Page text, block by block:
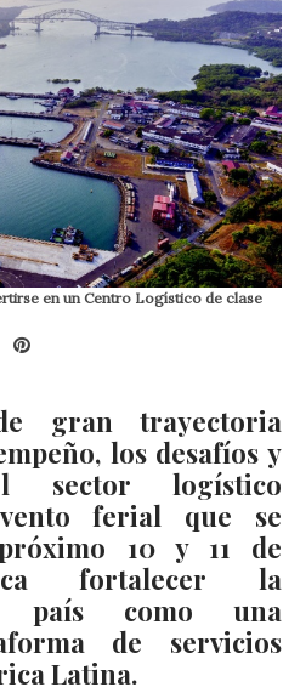
en un Centro Logístico de clase
Pinterest
gran trayectoria
los desafíos y
sector logístico
ferial que se
10 y 11 de
fortalecer la
país como una
de servicios
Latina.